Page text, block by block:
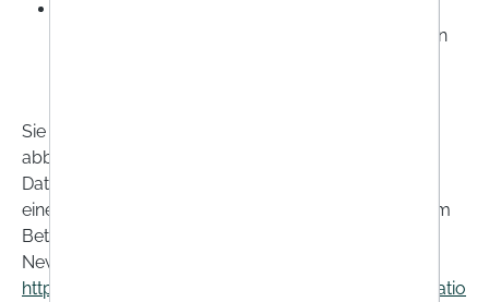
Erinnerungsmail zusenden, wenn Sie Produkte in
Sie können den Newsletters jederzeit kostenlos
abbestellen und die zugehörige Einwilligung zur
Datenverarbeitung widerrufen. Senden Sie uns dazu
eine E-Mail an die Adresse
mit dem
Betreff „Newsletter Austragung“. Sie können den
Newsletter auch unmittelbar auf der Seite
https://www.onlineapo.at/Footernavigation/Informatio